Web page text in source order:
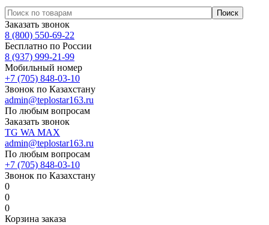
Заказать звонок
8 (800) 550-69-22
Бесплатно по России
8 (937) 999-21-99
Мобильный номер
+7 (705) 848-03-10
Звонок по Казахстану
admin@teplostar163.ru
По любым вопросам
Заказать звонок
TG WA MAX
admin@teplostar163.ru
По любым вопросам
+7 (705) 848-03-10
Звонок по Казахстану
0
0
0
Корзина заказа